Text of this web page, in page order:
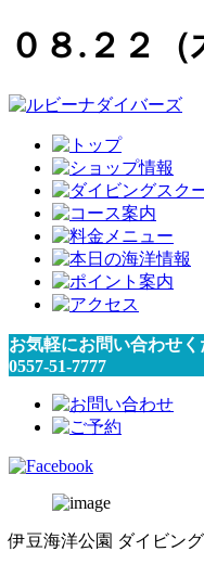
０８.２２
お気軽にお問い合わせく
0557-51-7777
伊豆海洋公園 ダイビン